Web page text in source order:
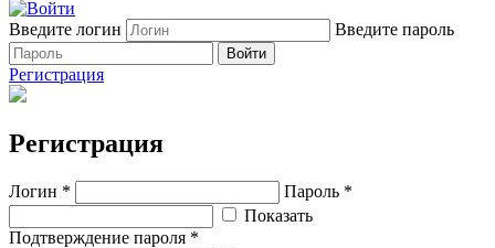
Введите логин Введите пароль
Войти
Регистрация
Регистрация
Логин *
Пароль *
Показать
Подтверждение пароля *